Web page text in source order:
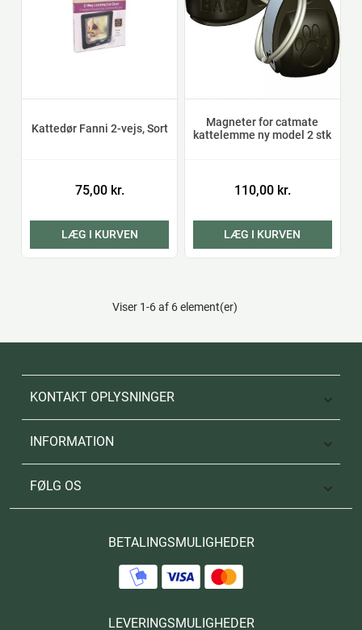
Kattedør Fanni 2-vejs, Sort
75,00 kr.
LÆG I KURVEN
Magneter for catmate
kattelemme ny model 2 stk
110,00 kr.
LÆG I KURVEN
Viser 1-6 af 6 element(er)
KONTAKT OPLYSNINGER 
INFORMATION 
FØLG OS 
BETALINGSMULIGHEDER
LEVERINGSMULIGHEDER